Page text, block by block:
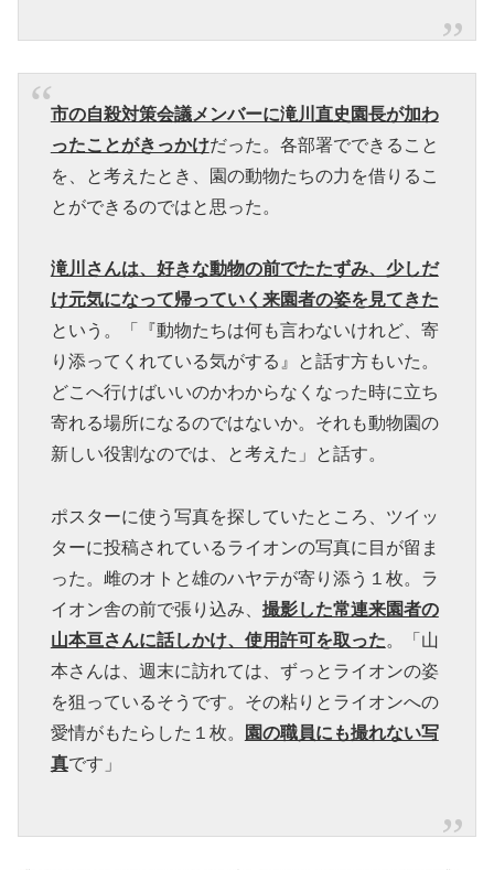
市の自殺対策会議メンバーに滝川直史園長が加わ
ったことがきっかけだった。各部署でできること
を、と考えたとき、園の動物たちの力を借りるこ
とができるのではと思った。
滝川さんは、好きな動物の前でたたずみ、少しだ
け元気になって帰っていく来園者の姿を見てきた
という。「『動物たちは何も言わないけれど、寄
り添ってくれている気がする』と話す方もいた。
どこへ行けばいいのかわからなくなった時に立ち
寄れる場所になるのではないか。それも動物園の
新しい役割なのでは、と考えた」と話す。
ポスターに使う写真を探していたところ、ツイッ
ターに投稿されているライオンの写真に目が留ま
った。雌のオトと雄のハヤテが寄り添う１枚。ラ
イオン舎の前で張り込み、 撮影した常連来園者の
山本亘さんに話しかけ、使用許可を取った。「山
本さんは、週末に訪れては、ずっとライオンの姿
を狙っているそうです。その粘りとライオンへの
愛情がもたらした１枚。
園の職員にも撮れない写
真です」